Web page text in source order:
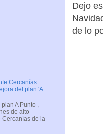
Dejo
de lo
Cercanías
del plan 'A
A Punto ,
de alto
Cercanías de la